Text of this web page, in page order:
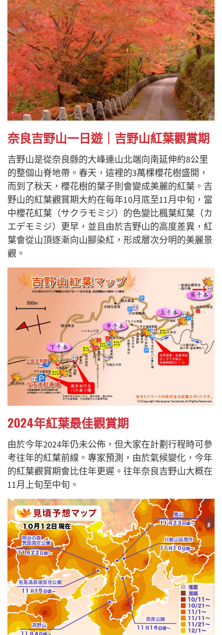
奈良吉野山一日遊｜吉野山紅葉觀賞期
吉野山是從奈良縣的大峰連山北端向南延伸約8公里
的整個山脊地帶。春天，這裡的3萬棵櫻花樹盛開，
而到了秋天，櫻花樹的葉子則會變成美麗的紅葉。吉
野山的紅葉觀賞期大約在每年10月底至11月中旬，當
中櫻花紅葉（サクラモミジ）的色變比楓葉紅葉（カ
エデモミジ）更早，並且由於吉野山的高度差異，紅
葉會從山頂逐漸向山腳染紅，形成層次分明的美麗景
觀。
2024年紅葉最佳觀賞期
由於今年2024年仍未公佈，但大家在計劃行程時可參
考往年的紅葉前線。專家預測，由於氣候變化，今年
的紅葉觀賞期會比住年更遲。往年奈良吉野山大概在
11月上旬至中旬。